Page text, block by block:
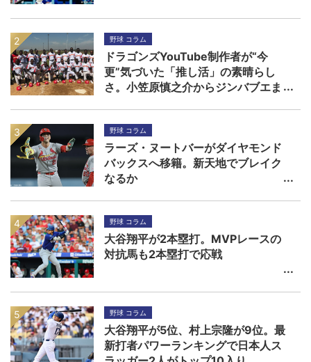
野球 コラム
ドラゴンズYouTube制作者が“今
更”気づいた「推し活」の素晴らし
さ。小笠原慎之介からジンバブエま
野球 コラム
ラーズ・ヌートバーがダイヤモンド
バックスへ移籍。新天地でブレイク
なるか
野球 コラム
大谷翔平が2本塁打。MVPレースの
対抗馬も2本塁打で応戦
野球 コラム
大谷翔平が5位、村上宗隆が9位。最
新打者パワーランキングで日本人ス